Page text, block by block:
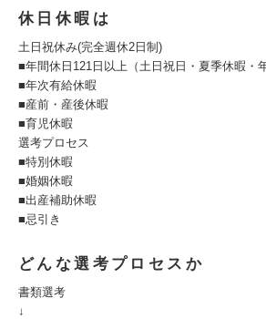
休日休暇は
土日祝休み(完全週休2日制)
■年間休日121日以上（土日祝日・夏季休暇・
■年次有給休暇
■産前・産後休暇
■育児休暇
選考プロセス
■特別休暇
■婚姻休暇
■出産補助休暇
■忌引き
どんな選考プロセスか
書類選考
↓